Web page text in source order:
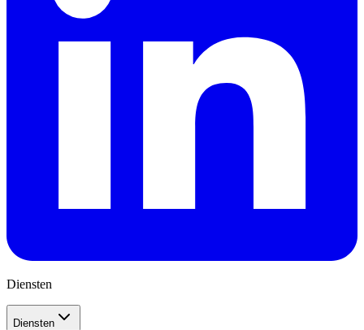
Diensten
Diensten